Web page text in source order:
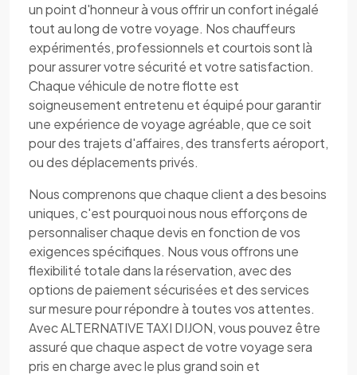
un point d'honneur à vous offrir un confort inégalé
tout au long de votre voyage. Nos chauffeurs
expérimentés, professionnels et courtois sont là
pour assurer votre sécurité et votre satisfaction.
Chaque véhicule de notre flotte est
soigneusement entretenu et équipé pour garantir
une expérience de voyage agréable, que ce soit
pour des trajets d'affaires, des transferts aéroport,
ou des déplacements privés.
Nous comprenons que chaque client a des besoins
uniques, c'est pourquoi nous nous efforçons de
personnaliser chaque devis en fonction de vos
exigences spécifiques. Nous vous offrons une
flexibilité totale dans la réservation, avec des
options de paiement sécurisées et des services
sur mesure pour répondre à toutes vos attentes.
Avec ALTERNATIVE TAXI DIJON, vous pouvez être
assuré que chaque aspect de votre voyage sera
pris en charge avec le plus grand soin et